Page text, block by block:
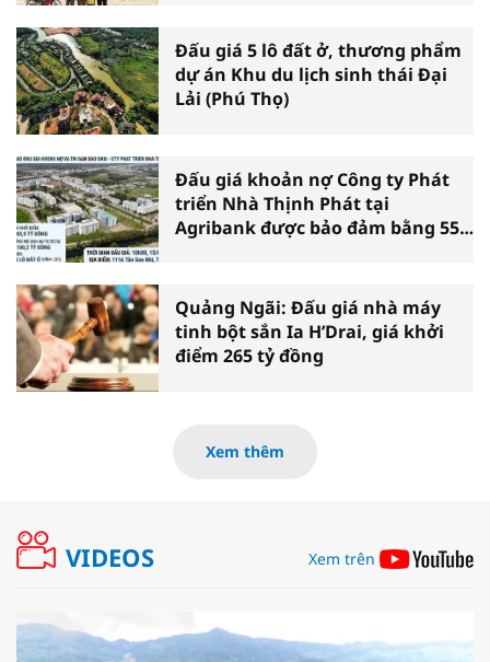
Đấu giá 5 lô đất ở, thương phẩm
dự án Khu du lịch sinh thái Đại
Lải (Phú Thọ)
Đấu giá khoản nợ Công ty Phát
triển Nhà Thịnh Phát tại
Agribank được bảo đảm bằng 55
Quảng Ngãi: Đấu giá nhà máy
tinh bột sắn Ia H’Drai, giá khởi
điểm 265 tỷ đồng
Xem thêm
VIDEOS Xem trên